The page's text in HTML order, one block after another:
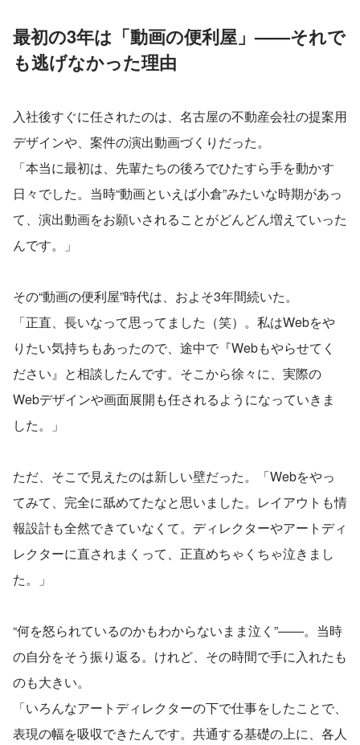
最初の3年は「動画の便利屋」——それで
も逃げなかった理由
入社後すぐに任されたのは、名古屋の不動産会社の提案用
デザインや、案件の演出動画づくりだった。
「本当に最初は、先輩たちの後ろでひたすら手を動かす
日々でした。当時“動画といえば小倉”みたいな時期があっ
て、演出動画をお願いされることがどんどん増えていった
んです。」
その“動画の便利屋”時代は、およそ3年間続いた。
「正直、長いなって思ってました（笑）。私はWebをや
りたい気持ちもあったので、途中で『Webもやらせてく
ださい』と相談したんです。そこから徐々に、実際の
Webデザインや画面展開も任されるようになっていきま
した。」
ただ、そこで見えたのは新しい壁だった。「Webをやっ
てみて、完全に舐めてたなと思いました。レイアウトも情
報設計も全然できていなくて。ディレクターやアートディ
レクターに直されまくって、正直めちゃくちゃ泣きまし
た。」
“何を怒られているのかもわからないまま泣く”——。当時
の自分をそう振り返る。けれど、その時間で手に入れたも
のも大きい。
「いろんなアートディレクターの下で仕事をしたことで、
表現の幅を吸収できたんです。共通する基礎の上に、各人